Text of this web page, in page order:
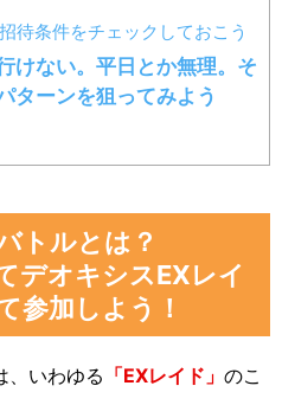
待条件をチェックしておこう
けない。平日とか無理。そ
ターンを狙ってみよう
トルとは？
デオキシスEXレイ
参加しよう！
、いわゆる 「EXレイド」 のこ